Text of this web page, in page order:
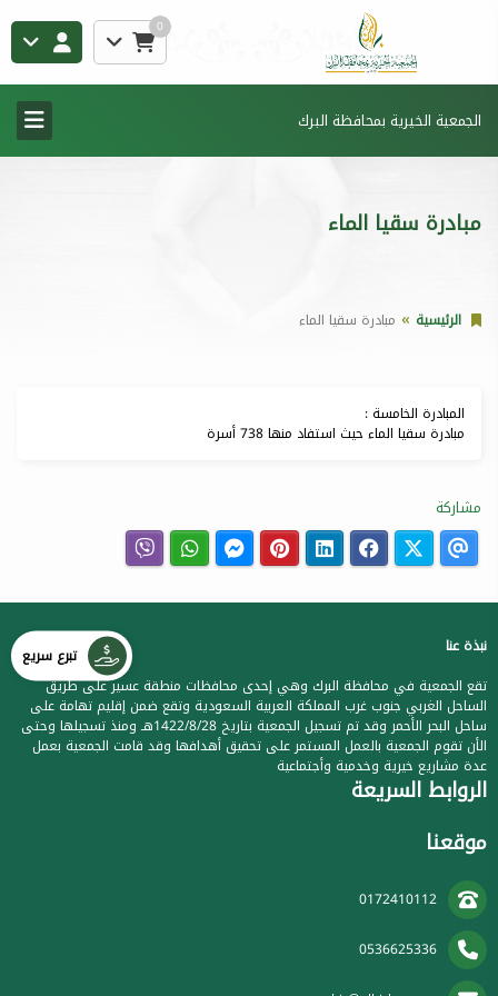
0
الجمعية الخيرية بمحافظة البرك
مبادرة سقيا الماء
الرئيسية مبادرة سقيا الماء
المبادرة الخامسة :
مبادرة سقيا الماء حيث استفاد منها 738 أسرة
مشاركة
نبذة عنا
تقع الجمعية في محافظة البرك وهي إحدى محافظات منطقة عسير على طريق
الساحل الغربي جنوب غرب المملكة العربية السعودية وتقع ضمن إقليم تهامة على
ساحل البحر الأحمر وقد تم تسجيل الجمعية بتاريخ 1422/8/28هـ ومنذ تسجيلها وحتى
الأن تقوم الجمعية بالعمل المستمر على تحقيق أهدافها وقد قامت الجمعية بعمل
عدة مشاريع خيرية وخدمية وأجتماعية
الروابط السريعة
موقعنا
0172410112
0536625336
تبرع سريع